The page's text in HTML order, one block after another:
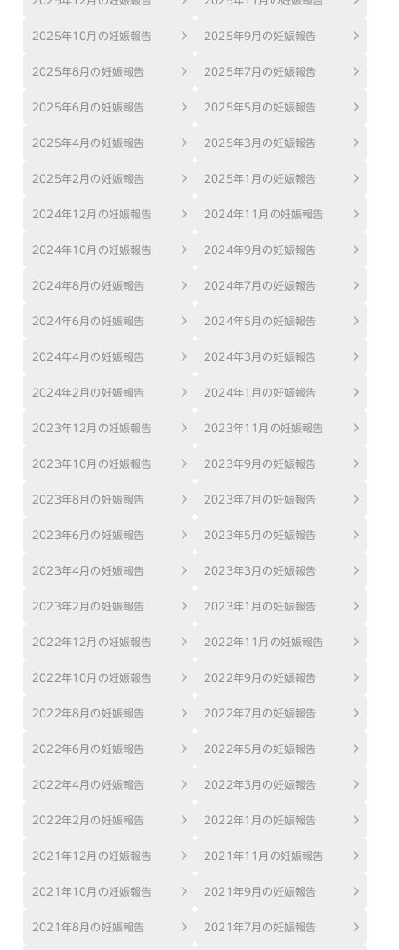
2025年10月の妊娠報告 2025年9月の妊娠報告
2025年8月の妊娠報告 2025年7月の妊娠報告
2025年6月の妊娠報告 2025年5月の妊娠報告
2025年4月の妊娠報告 2025年3月の妊娠報告
2025年2月の妊娠報告 2025年1月の妊娠報告
2024年12月の妊娠報告 2024年11月の妊娠報告
2024年10月の妊娠報告 2024年9月の妊娠報告
2024年8月の妊娠報告 2024年7月の妊娠報告
2024年6月の妊娠報告 2024年5月の妊娠報告
2024年4月の妊娠報告 2024年3月の妊娠報告
2024年2月の妊娠報告 2024年1月の妊娠報告
2023年12月の妊娠報告 2023年11月の妊娠報告
2023年10月の妊娠報告 2023年9月の妊娠報告
2023年8月の妊娠報告 2023年7月の妊娠報告
2023年6月の妊娠報告 2023年5月の妊娠報告
2023年4月の妊娠報告 2023年3月の妊娠報告
2023年2月の妊娠報告 2023年1月の妊娠報告
2022年12月の妊娠報告 2022年11月の妊娠報告
2022年10月の妊娠報告 2022年9月の妊娠報告
2022年8月の妊娠報告 2022年7月の妊娠報告
2022年6月の妊娠報告 2022年5月の妊娠報告
2022年4月の妊娠報告 2022年3月の妊娠報告
2022年2月の妊娠報告 2022年1月の妊娠報告
2021年12月の妊娠報告 2021年11月の妊娠報告
2021年10月の妊娠報告 2021年9月の妊娠報告
2021年8月の妊娠報告 2021年7月の妊娠報告